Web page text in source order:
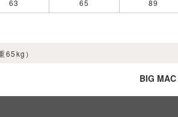
63 65 89
65kg）
BIG